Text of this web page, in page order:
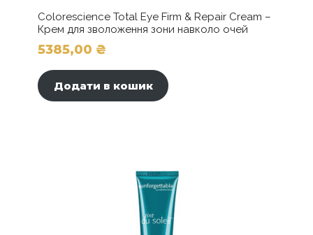
Colorescience Total Eye Firm & Repair Cream –
Крем для зволоження зони навколо очей
5385,00 ₴
Додати в кошик